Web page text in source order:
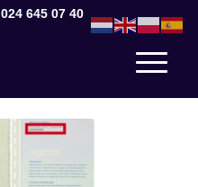
024 645 07 40